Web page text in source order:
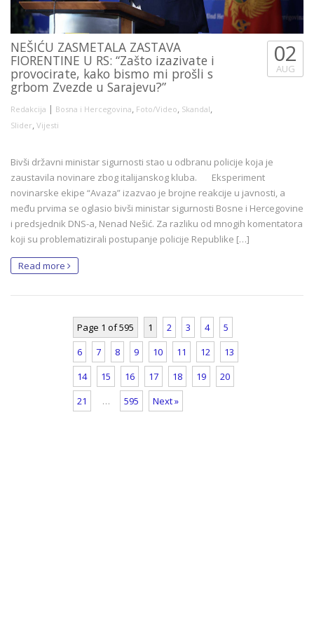
NEŠIĆU ZASMETALA ZASTAVA
FIORENTINE U RS: “Zašto izazivate i
provocirate, kako bismo mi prošli s
grbom Zvezde u Sarajevu?”
Redakcija | Bosna i Hercegovina Foto/Video Skandal
Slider Vijesti
02
AUG
Bivši državni ministar sigurnosti stao u odbranu policije koja je
zaustavila novinare zbog italijanskog kluba. Eksperiment
novinarske ekipe “Avaza” izazvao je brojne reakcije u javnosti, a
među prvima se oglasio bivši ministar sigurnosti Bosne i Hercegovine
i predsjednik DNS-a, Nenad Nešić. Za razliku od mnogih komentatora
koji su problematizirali postupanje policije Republike […]
Read more
Page 1 of 595 1 2 3 4
5
6
7 8 9 10 11 12
13
14
15 16 17 18 19
20
21
… 595 Next »